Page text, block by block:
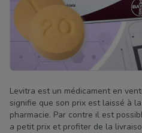
Levitra est un médicament en
signifie que son prix est laissé à
pharmacie. Par contre il est
a petit prix et profiter de la